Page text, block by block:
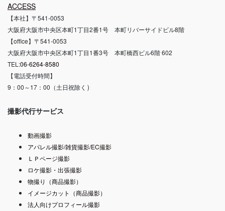
ACCESS
【本社】〒541-0053
大阪府大阪市中央区本町1丁目2番1号 本町リバーサイドビル8階
【office】〒541-0053
大阪府大阪市中央区本町1丁目1番3号 本町橋西ビル6階 602
TEL:06-6264-8580
【電話受付時間】
9：00～17：00（土日祝除く ）
撮影代行サービス
動画撮影
アパレル撮影/雑貨撮影/EC撮影
ＬＰページ撮影
ロケ撮影・出張撮影
物撮り（商品撮影）
イメージカット（商品撮影）
法人向けプロフィール撮影